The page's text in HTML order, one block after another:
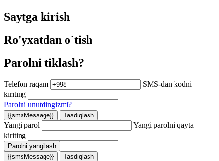
Saytga kirish
Ro'yxatdan o`tish
Parolni tiklash?
Telefon raqam
SMS-dan kodni
kiriting
Parolni unutdingizmi?
{{smsMessage}} Tasdiqlash
Yangi parol
Yangi parolni qayta
kiriting
Parolni yangilash
{{smsMessage}}
Tasdiqlash